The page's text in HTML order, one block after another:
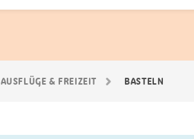
AUSFLÜGE & FREIZEIT BASTELN